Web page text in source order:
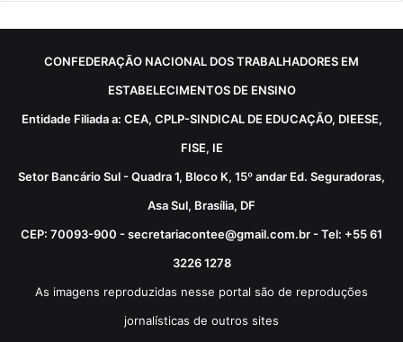
CONFEDERAÇÃO NACIONAL DOS TRABALHADORES EM
ESTABELECIMENTOS DE ENSINO
Entidade Filiada a: CEA, CPLP-SINDICAL DE EDUCAÇÃO, DIEESE,
FISE, IE
Setor Bancário Sul - Quadra 1, Bloco K, 15º andar Ed. Seguradoras,
Asa Sul, Brasília, DF
CEP: 70093-900 - secretariacontee@gmail.com.br - Tel: +55 61
3226 1278
As imagens reproduzidas nesse portal são de reproduções
jornalísticas de outros sites